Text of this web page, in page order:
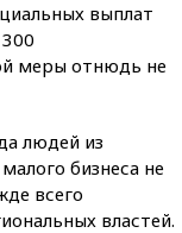
выплат
меры отнюдь не
людей из
бизнеса не
всего
властей.